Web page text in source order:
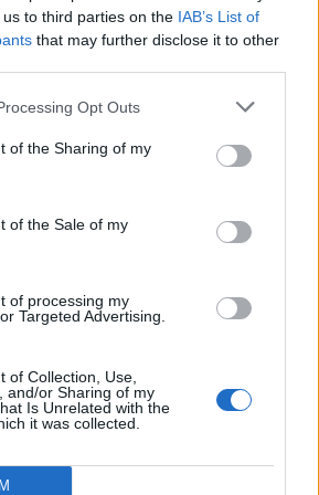
to third parties on the IAB’s List of
that may further disclose it to other
Opt Outs
of the Sharing of my
of the Sale of my
of processing my
Targeted Advertising.
of Collection, Use,
and/or Sharing of my
Is Unrelated with the
it was collected.
παιχνιδιού έγινε απονομή
μεταλλίων στις ομάδες και
Στον αγώνα παραβρέθηκαν ο
της ΕΠΣΛ κ. Καρράς, ο
κ. Δογαντζής, τα μέλη του
Πουλικόγιαννης και ο
Σπυράκης.